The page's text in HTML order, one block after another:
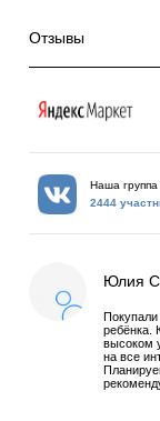
Отзывы
Наша группа
2444
Юлия
ребёнка.
высоком
на все